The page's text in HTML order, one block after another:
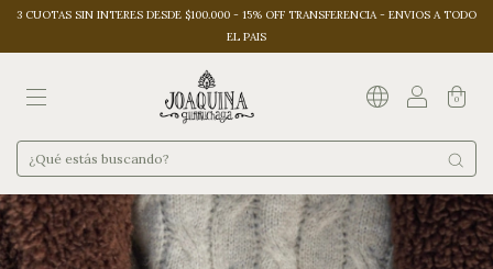
3 CUOTAS SIN INTERES DESDE $100.000 - 15% OFF TRANSFERENCIA - ENVIOS A TODO
EL PAIS
0